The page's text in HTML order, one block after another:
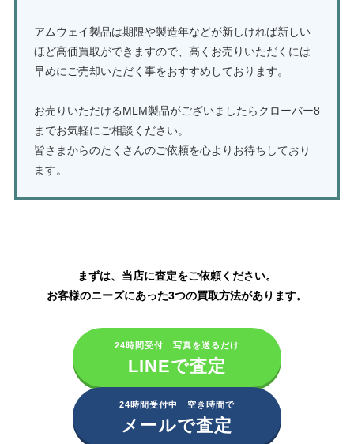
アムウェイ製品は期限や製造年などが新しければ新しい
ほど高価買取ができますので、高くお売りいただくには
早めにご売却いただく事をおすすめしております。
お売りいただけるMLM製品がございましたらクローバー8
までお気軽にご相談ください。
皆さまからのたくさんのご依頼を心よりお待ちしており
ます。
まずは、当店に査定をご依頼ください。
お客様のニーズにあった3つの買取方法があります。
24時間受付 写真を送るだけ
LINEで査定
24時間受付中 空き時間で
メールで査定